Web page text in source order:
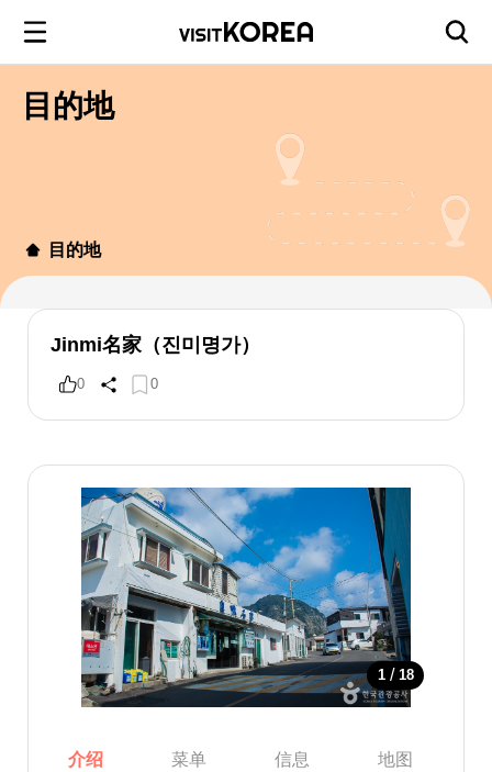
目的地
目的地
Jinmi名家（진미명가）
0 0
1 / 18
介绍 菜单 信息 地图